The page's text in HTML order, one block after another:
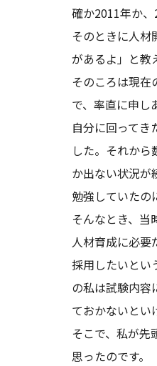
確か2011年か、
そのときに人材
があるよ」と教
そのころは現在
で、率直に申し
自分に回ってき
した。それか
か出ない状況が
勉強していたの
そんなとき、当
人材育成に必要
採用したいとい
の私は試験内容
ておかないとい
そこで、私が先
思ったのです。